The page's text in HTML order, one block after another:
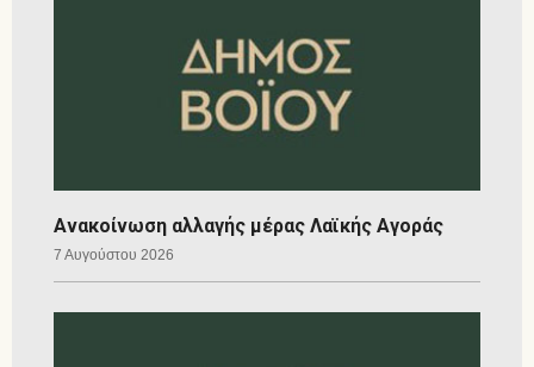
Ανακοίνωση αλλαγής μέρας Λαϊκής Αγοράς
7 Αυγούστου 2026